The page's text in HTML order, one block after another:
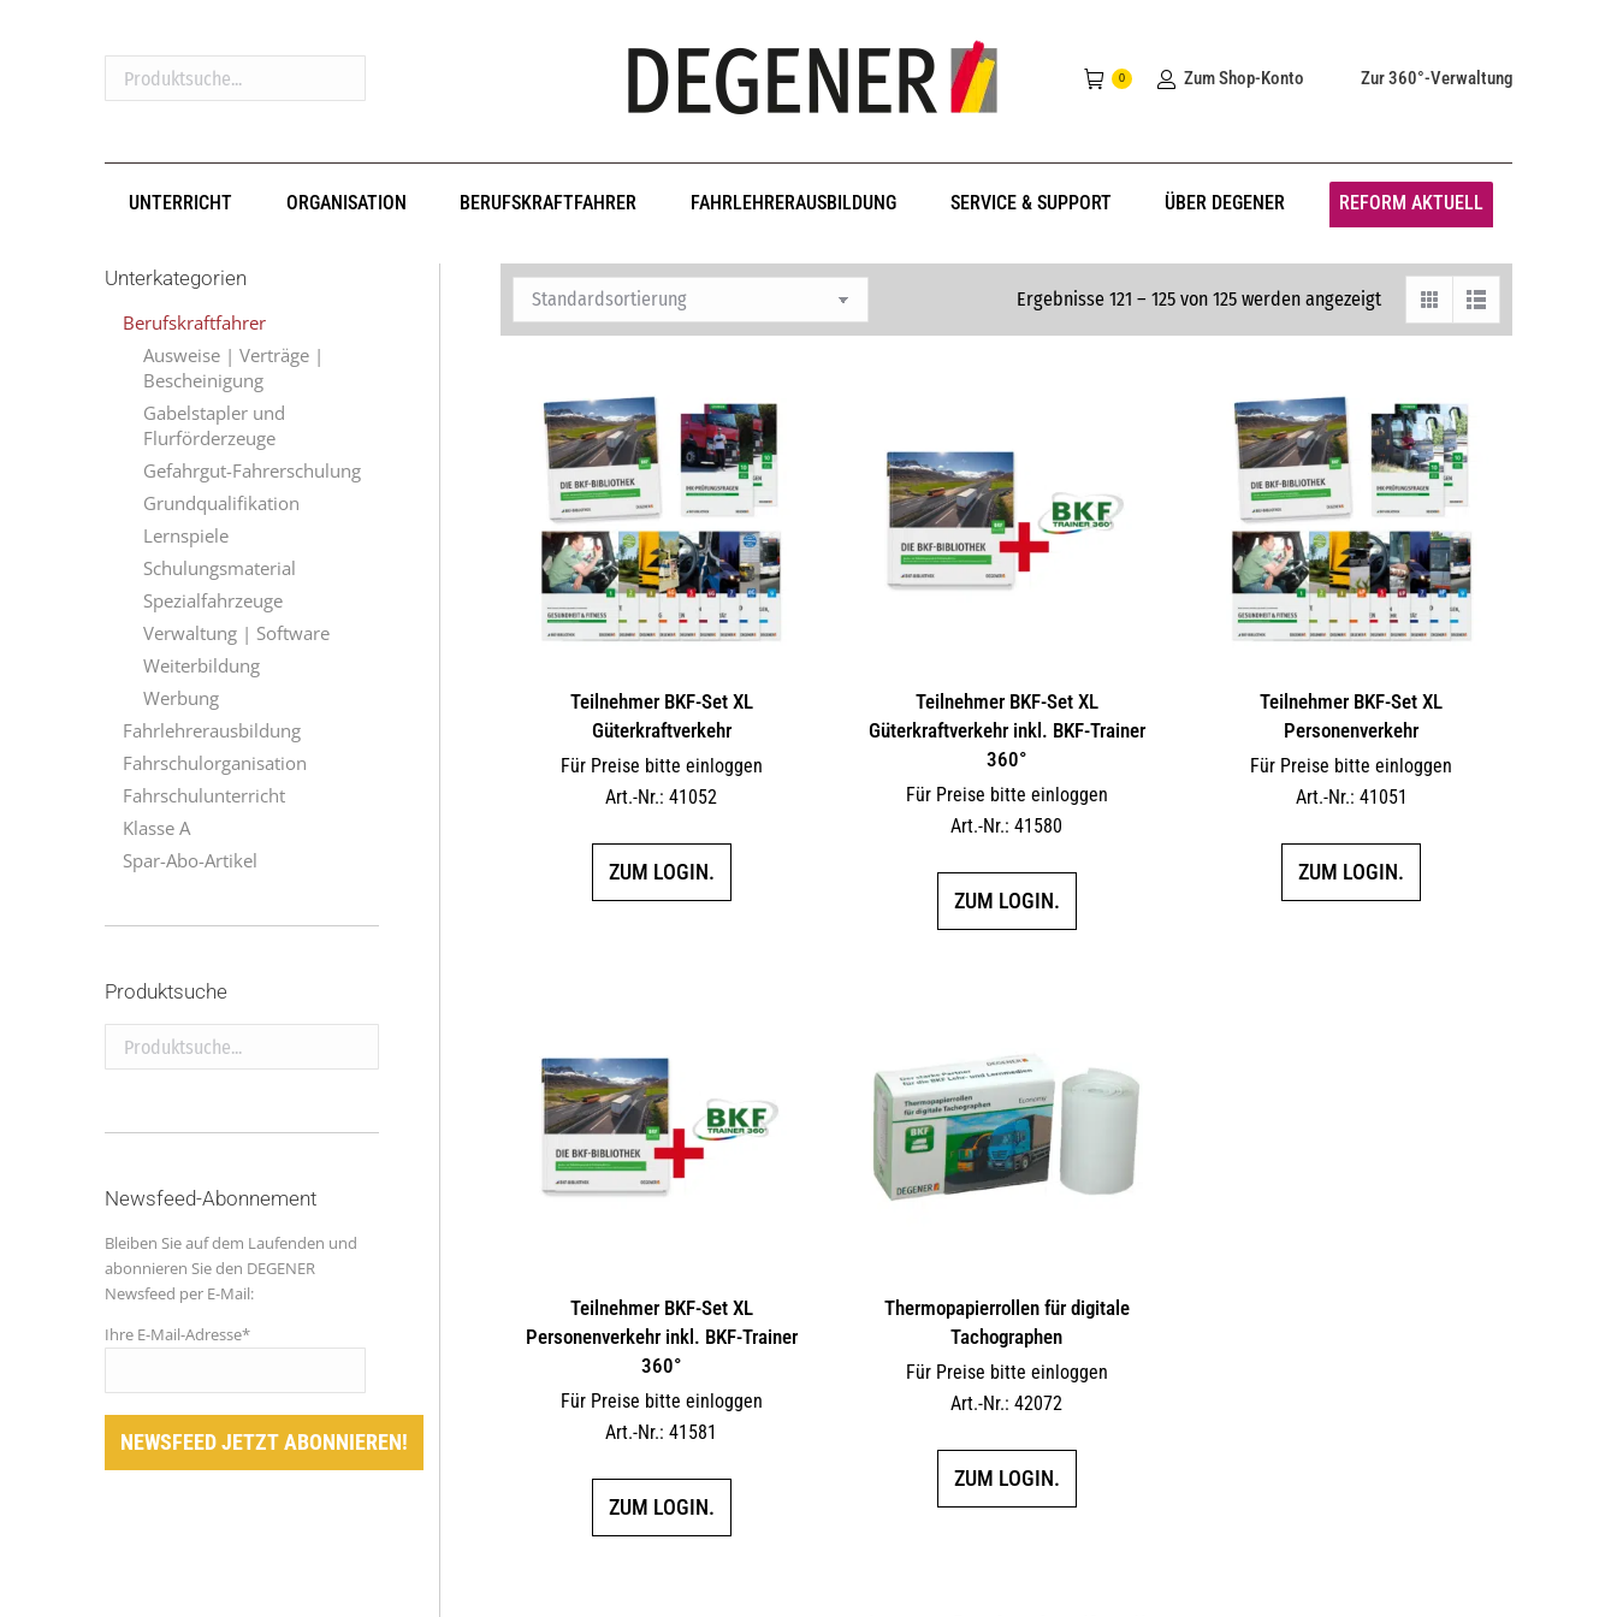
Produktsuche...
0 Zum Shop-Konto Zur 360°-Verwaltung
UNTERRICHT ORGANISATION BERUFSKRAFTFAHRER FAHRLEHRERAUSBILDUNG SERVICE & SUPPORT ÜBER DEGENER REFORM AKTUELL
Ergebnisse 121 – 125 von 125 werden angezeigt
Teilnehmer BKF-Set XL
Güterkraftverkehr
Für Preise bitte einloggen
Art.-Nr.: 41052
ZUM LOGIN.
Teilnehmer BKF-Set XL
Güterkraftverkehr inkl. BKF-Trainer
360°
Für Preise bitte einloggen
Art.-Nr.: 41580
ZUM LOGIN.
Teilnehmer BKF-Set XL
Personenverkehr
Für Preise bitte einloggen
Art.-Nr.: 41051
ZUM LOGIN.
Teilnehmer BKF-Set XL
Personenverkehr inkl. BKF-Trainer
360°
Für Preise bitte einloggen
Art.-Nr.: 41581
ZUM LOGIN.
Thermopapierrollen für digitale
Tachographen
Für Preise bitte einloggen
Art.-Nr.: 42072
ZUM LOGIN.
Unterkategorien
Berufskraftfahrer
Ausweise | Verträge |
Bescheinigung
Gabelstapler und
Flurförderzeuge
Gefahrgut-Fahrerschulung
Grundqualifikation
Lernspiele
Schulungsmaterial
Spezialfahrzeuge
Verwaltung | Software
Weiterbildung
Werbung
Fahrlehrerausbildung
Fahrschulorganisation
Fahrschulunterricht
Klasse A
Spar-Abo-Artikel
Produktsuche
Produktsuche...
Newsfeed-Abonnement
Bleiben Sie auf dem Laufenden und
abonnieren Sie den DEGENER
Newsfeed per E-Mail:
Ihre E-Mail-Adresse*